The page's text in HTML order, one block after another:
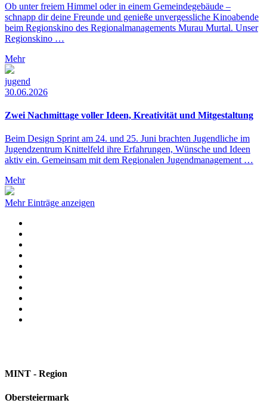
Ob unter freiem Himmel oder in einem Gemeindegebäude –
schnapp dir deine Freunde und genieße unvergessliche Kinoabende
beim Regionskino des Regionalmanagements Murau Murtal. Unser
Regionskino …
Mehr
jugend
30.06.2026
Zwei Nachmittage voller Ideen, Kreativität und Mitgestaltung
Beim Design Sprint am 24. und 25. Juni brachten Jugendliche im
Jugendzentrum Knittelfeld ihre Erfahrungen, Wünsche und Ideen
aktiv ein. Gemeinsam mit dem Regionalen Jugendmanagement …
Mehr
Mehr Einträge anzeigen
MINT - Region
Obersteiermark